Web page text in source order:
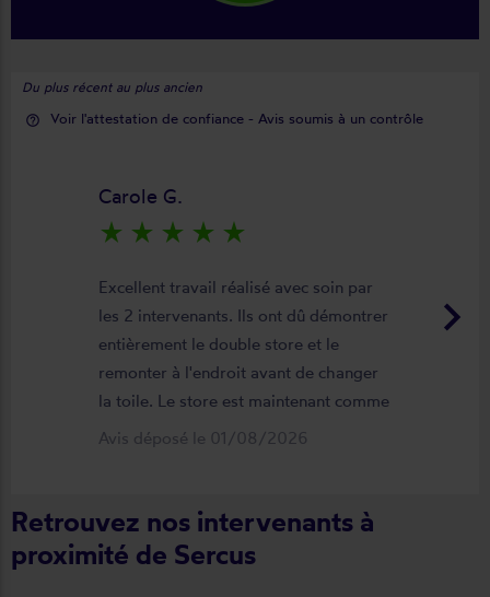
Du plus récent au plus ancien
help_outline Voir l'attestation de confiance - Avis soumis à un contrôle
keyboard_arrow_right
Carole G.
star_rate star_rate star_rate star_rate star_rate
Excellent travail réalisé avec soin par
les 2 intervenants. Ils ont dû démontrer
entièrement le double store et le
remonter à l'endroit avant de changer
la toile. Le store est maintenant comme
neuf, parfaitement positionné et
Avis déposé le 01/08/2026
Retrouvez nos intervenants à
proximité de Sercus